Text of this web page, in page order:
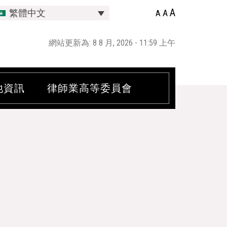
繁體中文 A AA
網站更新為: 8 8 月, 2026 - 11:59 上午
資訊 律師業高等委員會